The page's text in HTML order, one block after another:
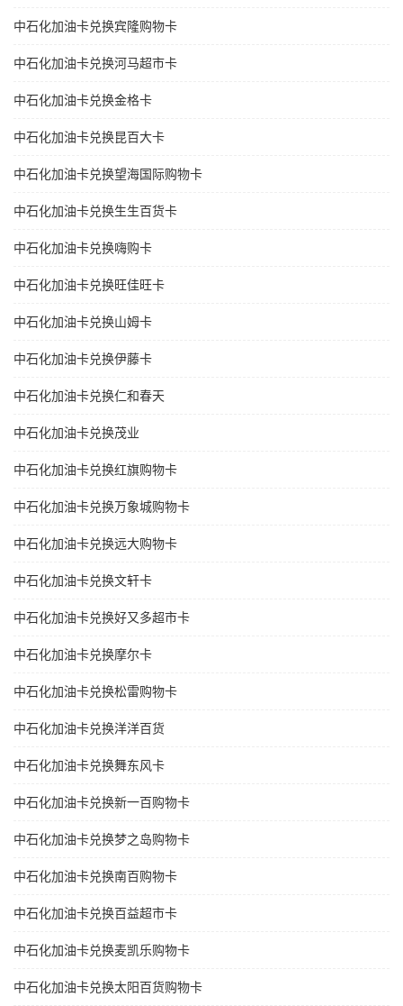
中石化加油卡兑换宾隆购物卡
中石化加油卡兑换河马超市卡
中石化加油卡兑换金格卡
中石化加油卡兑换昆百大卡
中石化加油卡兑换望海国际购物卡
中石化加油卡兑换生生百货卡
中石化加油卡兑换嗨购卡
中石化加油卡兑换旺佳旺卡
中石化加油卡兑换山姆卡
中石化加油卡兑换伊藤卡
中石化加油卡兑换仁和春天
中石化加油卡兑换茂业
中石化加油卡兑换红旗购物卡
中石化加油卡兑换万象城购物卡
中石化加油卡兑换远大购物卡
中石化加油卡兑换文轩卡
中石化加油卡兑换好又多超市卡
中石化加油卡兑换摩尔卡
中石化加油卡兑换松雷购物卡
中石化加油卡兑换洋洋百货
中石化加油卡兑换舞东风卡
中石化加油卡兑换新一百购物卡
中石化加油卡兑换梦之岛购物卡
中石化加油卡兑换南百购物卡
中石化加油卡兑换百益超市卡
中石化加油卡兑换麦凯乐购物卡
中石化加油卡兑换太阳百货购物卡